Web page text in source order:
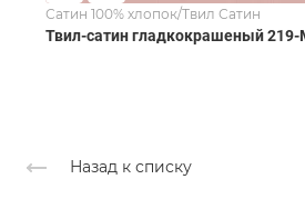
Сатин 100% хлопок/Твил Сатин
Твил-сатин гладкокрашеный 219-
Назад к списку